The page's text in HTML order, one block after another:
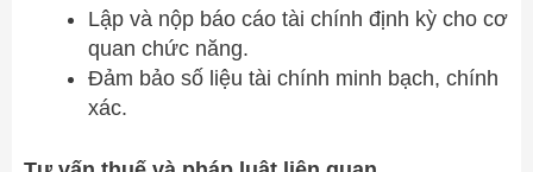
Lập và nộp báo cáo tài chính định kỳ cho cơ
quan chức năng.
Đảm bảo số liệu tài chính minh bạch, chính
xác.